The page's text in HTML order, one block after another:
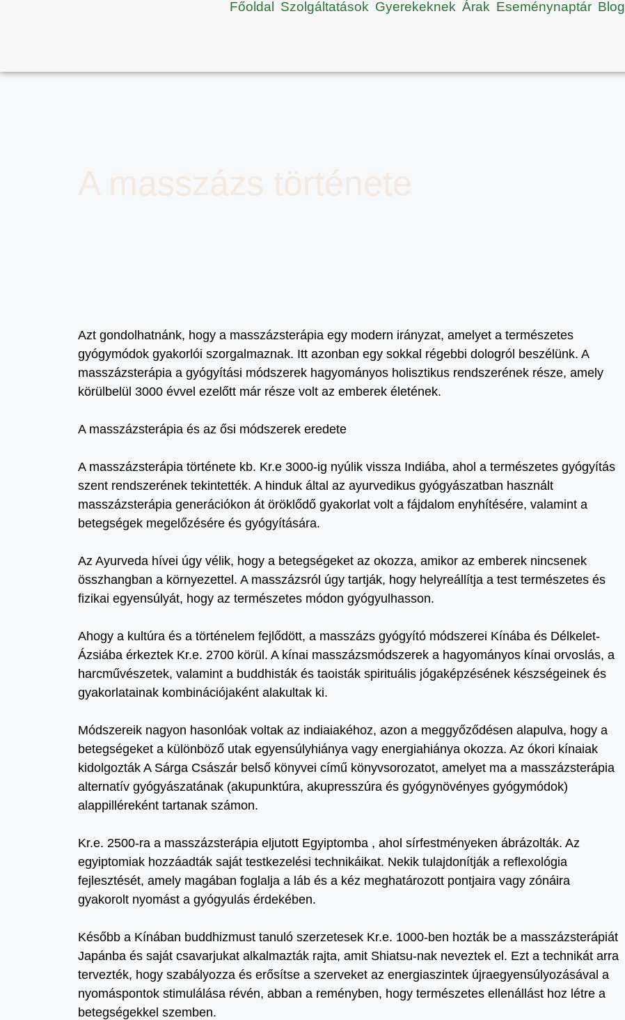
Főoldal Szolgáltatások Gyerekeknek Árak Eseménynaptár Blog
A masszázs története
Azt gondolhatnánk, hogy a masszázsterápia egy modern irányzat, amelyet a természetes
gyógymódok gyakorlói szorgalmaznak. Itt azonban egy sokkal régebbi dologról beszélünk. A
masszázsterápia a gyógyítási módszerek hagyományos holisztikus rendszerének része, amely
körülbelül 3000 évvel ezelőtt már része volt az emberek életének.
A masszázsterápia és az ősi módszerek eredete
A masszázsterápia története kb. Kr.e 3000-ig nyúlik vissza Indiába, ahol a természetes gyógyítás
szent rendszerének tekintették. A hinduk által az ayurvedikus gyógyászatban használt
masszázsterápia generációkon át öröklődő gyakorlat volt a fájdalom enyhítésére, valamint a
betegségek megelőzésére és gyógyítására.
Az Ayurveda hívei úgy vélik, hogy a betegségeket az okozza, amikor az emberek nincsenek
összhangban a környezettel. A masszázsról úgy tartják, hogy helyreállítja a test természetes és
fizikai egyensúlyát, hogy az természetes módon gyógyulhasson.
Ahogy a kultúra és a történelem fejlődött, a masszázs gyógyító módszerei Kínába és Délkelet-
Ázsiába érkeztek Kr.e. 2700 körül. A kínai masszázsmódszerek a hagyományos kínai orvoslás, a
harcművészetek, valamint a buddhisták és taoisták spirituális jógaképzésének készségeinek és
gyakorlatainak kombinációjaként alakultak ki.
Módszereik nagyon hasonlóak voltak az indiaiakéhoz, azon a meggyőződésen alapulva, hogy a
betegségeket a különböző utak egyensúlyhiánya vagy energiahiánya okozza. Az ókori kínaiak
kidolgozták A Sárga Császár belső könyvei című könyvsorozatot, amelyet ma a masszázsterápia
alternatív gyógyászatának (akupunktúra, akupresszúra és gyógynövényes gyógymódok)
alappilléreként tartanak számon.
Kr.e. 2500-ra a masszázsterápia eljutott Egyiptomba , ahol sírfestményeken ábrázolták. Az
egyiptomiak hozzáadták saját testkezelési technikáikat. Nekik tulajdonítják a reflexológia
fejlesztését, amely magában foglalja a láb és a kéz meghatározott pontjaira vagy zónáira
gyakorolt nyomást a gyógyulás érdekében.
Később a Kínában buddhizmust tanuló szerzetesek Kr.e. 1000-ben hozták be a masszázsterápiát
Japánba és saját csavarjukat alkalmazták rajta, amit Shiatsu-nak neveztek el. Ezt a technikát arra
tervezték, hogy szabályozza és erősítse a szerveket az energiaszintek újraegyensúlyozásával a
nyomáspontok stimulálása révén, abban a reményben, hogy természetes ellenállást hoz létre a
betegségekkel szemben.